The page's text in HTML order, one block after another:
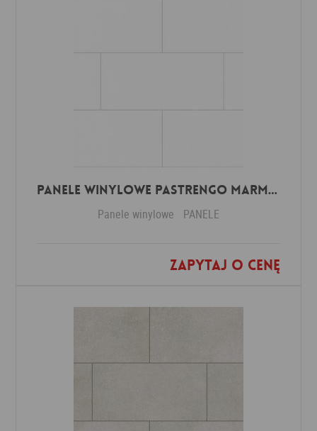
Panele winylowe Pastrengo marmor beige 57590 Klasa 34 3 mm
Panele winylowe PANELE
Zapytaj o cenę
Dodaj do ulubionych